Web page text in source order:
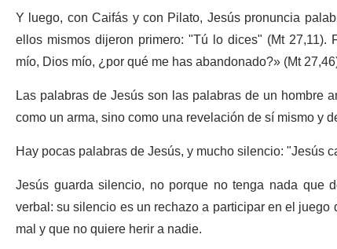
Y luego, con Caifás y con Pilato, Jesús pronuncia
ellos mismos dijeron primero: "Tú lo dices" (Mt
mío, Dios mío, ¿por qué me has abandonado?» (Mt
Las palabras de Jesús son las palabras de un hombre
como un arma, sino como una revelación de sí mismo y
Hay pocas palabras de Jesús, y mucho silencio: "Jesús
Jesús guarda silencio, no porque no tenga nada
verbal: su silencio es un rechazo a participar en el
mal y que no quiere herir a nadie.